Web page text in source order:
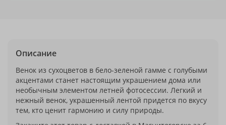
Описание
Венок из сухоцветов в бело-зеленой гамме с голубыми
акцентами станет настоящим украшением дома или
необычным элементом летней фотосессии. Легкий и
нежный венок, украшенный лентой придется по вкусу
тем, кто ценит гармонию и силу природы.